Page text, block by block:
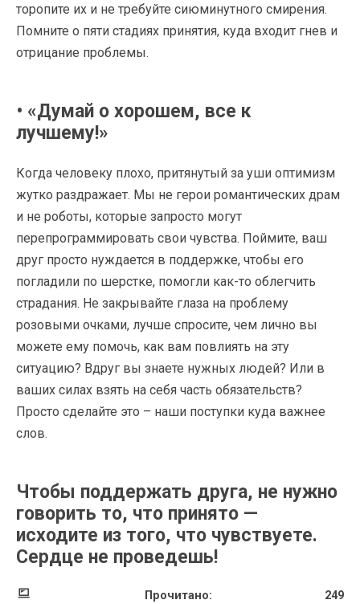
торопите их и не требуйте сиюминутного смирения.
Помните о пяти стадиях принятия, куда входит гнев и
отрицание проблемы.
• «Думай о хорошем, все к
лучшему!»
Когда человеку плохо, притянутый за уши оптимизм
жутко раздражает. Мы не герои романтических драм
и не роботы, которые запросто могут
перепрограммировать свои чувства. Поймите, ваш
друг просто нуждается в поддержке, чтобы его
погладили по шерстке, помогли как-то облегчить
страдания. Не закрывайте глаза на проблему
розовыми очками, лучше спросите, чем лично вы
можете ему помочь, как вам повлиять на эту
ситуацию? Вдруг вы знаете нужных людей? Или в
ваших силах взять на себя часть обязательств?
Просто сделайте это – наши поступки куда важнее
слов.
Чтобы поддержать друга, не нужно
говорить то, что принято —
исходите из того, что чувствуете.
Сердце не проведешь!
Прочитано: 249